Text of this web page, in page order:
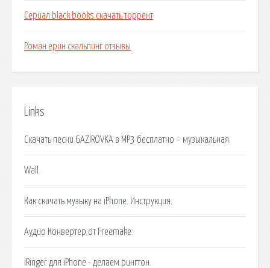
Сериал black books скачать торрент
Роман ерин скальпинг отзывы
Links
Скачать песни GAZIROVKA в MP3 бесплатно – музыкальная.
Wall.
Как скачать музыку на iPhone. Инструкция.
Аудио Конвертер от Freemake:
iRinger для iPhone - делаем рингтон.